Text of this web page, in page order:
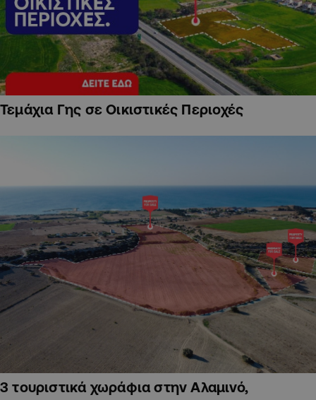
Τεμάχια Γης σε Οικιστικές Περιοχές
3 τουριστικά χωράφια στην Αλαμινό,